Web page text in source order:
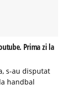
Prima zi la
s-au disputat
handbal